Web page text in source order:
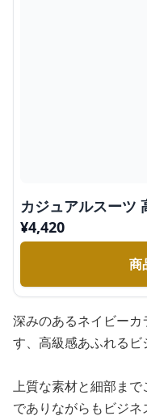
カジュアルスーツ
¥4,420
商
深みのあるネイビー
す、高級感あふれるビ
上質な素材と細部ま
でありながらもビジ